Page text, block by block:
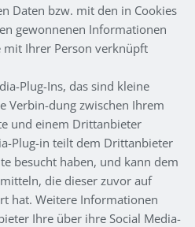
Daten bzw. mit den in Cookies
gewonnenen Informationen
Ihrer Person verknüpft
Plug-Ins, das sind kleine
Verbin-dung zwischen Ihrem
und einem Drittanbieter
Plug-in teilt dem Drittanbieter
besucht haben, und kann dem
die dieser zuvor auf
hat. Weitere Informationen
Ihre über ihre Social Media-